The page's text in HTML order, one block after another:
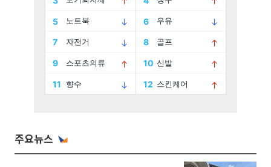
주요뉴스